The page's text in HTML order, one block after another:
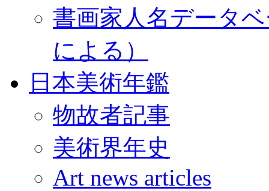
書画家人名データ
による）
日本美術年鑑
物故者記事
美術界年史
Art news articles